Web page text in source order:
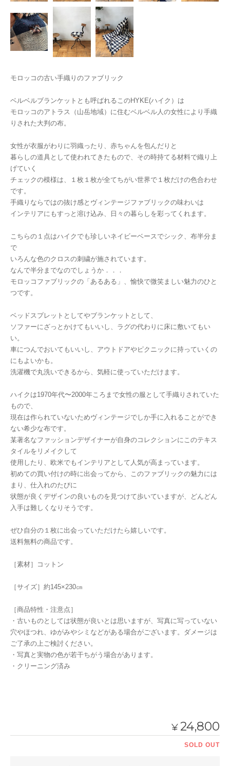
モロッコの古い手織りのファブリック
ベルベルブランケットとも呼ばれるこのHYKE(ハイク）は
モロッコのアトラス（山岳地域）に住むベルベル人の女性により手織
りされた大判の布。
女性が衣服がわりに羽織ったり、赤ちゃんを包んだりと
暮らしの道具として使われてきたもので、その時持てる材料で織り上
げていく
チェックの模様は、１枚１枚が全てちがい世界で１枚だけの色合わせ
です。
手織りならではの抜け感とヴィンテージファブリックの味わいは
インテリアにもすっと溶け込み、日々の暮らしを彩ってくれます。
こちらの１点はハイクでも珍しいネイビーベースでシック、布半分ま
で
いろんな色のクロスの刺繍が施されています。
なんで半分までなのでしょうか．．．
モロッコファブリックの「あるある」、愉快で微笑ましい魅力のひと
つです。
ベッドスプレットとしてやブランケットとして、
ソファーにざっとかけてもいいし、ラグの代わりに床に敷いてもい
い。
車につんでおいてもいいし、アウトドアやピクニックに持っていくの
にもよいかも。
洗濯機で丸洗いできるから、気軽に使っていただけます。
ハイクは1970年代〜2000年ころまで女性の服として手織りされていた
もので、
現在は作られていないためヴィンテージでしか手に入れることができ
ない希少な布です。
某著名なファッションデザイナーが自身のコレクションにこのテキス
タイルをリメイクして
使用したり、欧米でもインテリアとして人気が高まっています。
初めての買い付けの時に出会ってから、このファブリックの魅力には
まり、仕入れのたびに
状態が良くデザインの良いものを見つけて歩いていますが、どんどん
入手は難しくなりそうです。
ぜひ自分の１枚に出会っていただけたら嬉しいです。
送料無料の商品です。
［素材］コットン
［サイズ］約145×230㎝
［商品特性・注意点］
・古いものとしては状態が良いとは思いますが、写真に写っていない
穴やほつれ、ゆがみやシミなどがある場合がございます。ダメージは
ご了承の上ご検討ください。
・写真と実物の色が若干ちがう場合があります。
・クリーニング済み
¥24,800
SOLD OUT